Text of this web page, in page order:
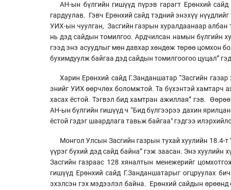
АН-ын бүлгийн гишүүд пүрэв гарагт Ерөнхий
гардуулав. Гэвч Ерөнхий сайд тэдний энэхүү
УИХ-ын чуулган, Засгийн газрын хуралдаанаар
нь дэд сайдын томилгоо. Ардчилсан намын бүлгийн
гээд энэ асуудлыг мөн давхар хөндөж төрөө цомхон
бухимдуулж байгаа дэд сайдын томилгоогоо цуцал”
Харин Ерөнхий сайд Г.Занданшатар “Засгийн
энийг УИХ өөрчлөх боломжтой. Та бүхэнтэй хамтарч
хасах ёстой. Тэгвэл бид хамтран ажиллая” гэв.
АН-ын бүлгийн гишүүд ч “Бид бүлгээрээ дахин
ёстой гэдэг шаардлага тавьж байгаа" гэдгээ
Монгол Улсын Засгийн газрын тухай хуулийн 18.4-
үүрэг бүхий дэд сайд байна” гэж заасан. Энэ
Засгийн газраас 128 хяналтын менежерийг
гишүүд Ерөнхий сайд Г.Занданшатарыг огцруулах
эхэлсэн гэх мэдээлэл байна. Ерөнхий сайдын